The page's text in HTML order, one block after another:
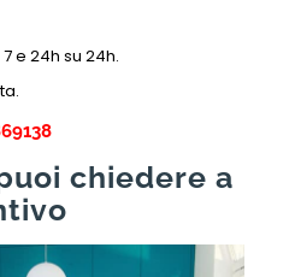
e 24h su 24h.
chiedere a